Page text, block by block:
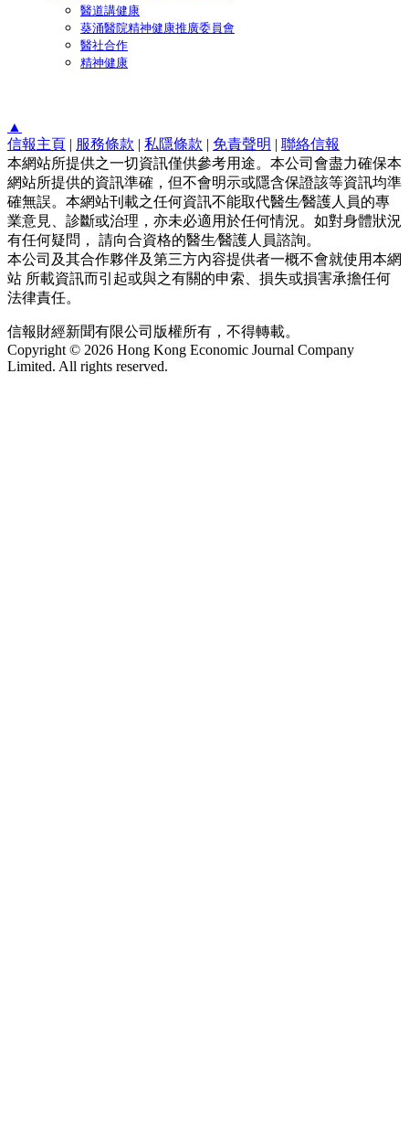
醫道講健康
葵涌醫院精神健康推廣委員會
醫社合作
精神健康
▲
信報主頁 | 服務條款 | 私隱條款 | 免責聲明 | 聯絡信報
本網站所提供之一切資訊僅供參考用途。本公司會盡力確保本
網站所提供的資訊準確，但不會明示或隱含保證該等資訊均準
確無誤。本網站刊載之任何資訊不能取代醫生∕醫護人員的專
業意見、診斷或治理，亦未必適用於任何情況。如對身體狀況
有任何疑問， 請向合資格的醫生∕醫護人員諮詢。
本公司及其合作夥伴及第三方內容提供者一概不會就使用本網
站 所載資訊而引起或與之有關的申索、損失或損害承擔任何
法律責任。
信報財經新聞有限公司版權所有，不得轉載。
Copyright © 2026 Hong Kong Economic Journal Company
Limited. All rights reserved.